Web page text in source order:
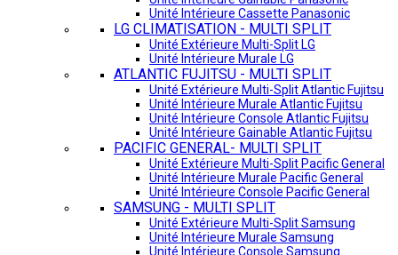
Unité Intérieure Cassette Panasonic
LG CLIMATISATION - MULTI SPLIT
Unité Extérieure Multi-Split LG
Unité Intérieure Murale LG
ATLANTIC FUJITSU - MULTI SPLIT
Unité Extérieure Multi-Split Atlantic Fujitsu
Unité Intérieure Murale Atlantic Fujitsu
Unité Intérieure Console Atlantic Fujitsu
Unité Intérieure Gainable Atlantic Fujitsu
PACIFIC GENERAL- MULTI SPLIT
Unité Extérieure Multi-Split Pacific General
Unité Intérieure Murale Pacific General
Unité Intérieure Console Pacific General
SAMSUNG - MULTI SPLIT
Unité Extérieure Multi-Split Samsung
Unité Intérieure Murale Samsung
Unité Intérieure Console Samsung